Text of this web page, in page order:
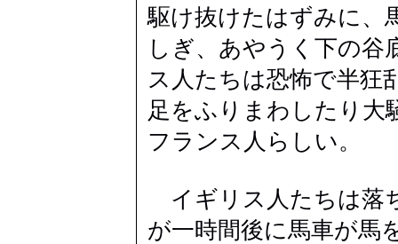
駆け抜けたはずみに、
しぎ、あやうく下の谷
ス人たちは恐怖で半狂
足をふりまわしたり大
フランス人らしい。
イギリス人たちは落
が一時間後に馬車が馬